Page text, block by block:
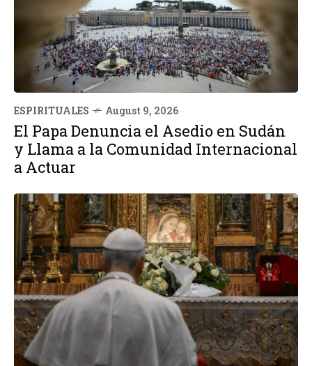
ESPIRITUALES August 9, 2026
El Papa Denuncia el Asedio en Sudán
y Llama a la Comunidad Internacional
a Actuar